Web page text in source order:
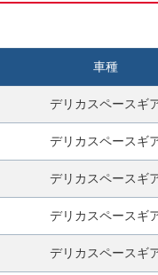
車種
デリカスペースギ
デリカスペースギ
デリカスペースギ
デリカスペースギ
デリカスペースギ